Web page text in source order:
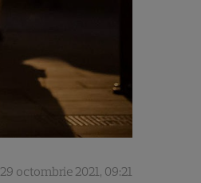
29 octombrie 2021, 09:21